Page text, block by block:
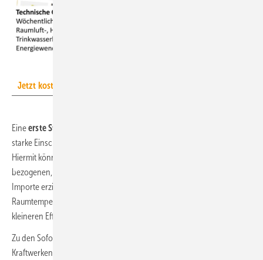
Jetzt kostenlos zum TGA-Newsletter anmelden!
Eineerste Stufe
starke Einschränkungen und Produktionsrückgänge erfordern.
Hiermit können gut die Hälfte (158 TWh) des auf Deutschland
bezogenen, jährlichen Einsparbedarfs bei einem Ausfall russischer
Importe erzielt werden: Dazu gehören die Absenkung der
Raumtemperatur in allen Gebäuden um 0,5 bis 1 K in Kombination mit
kleineren Effizienzmaßnahmen, wie dem Abdichten von Fenstern.
Zu den Sofortmaßnahmen gehört auch der Ersatz von Gas-
Kraftwerken zur Strom- und Wärmeerzeugung etwa durch zusätzliche